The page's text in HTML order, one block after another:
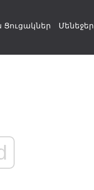
Ցուցակներ Մենեջեր